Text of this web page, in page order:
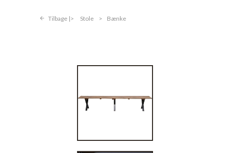
Tilbage | Stole > Bænke